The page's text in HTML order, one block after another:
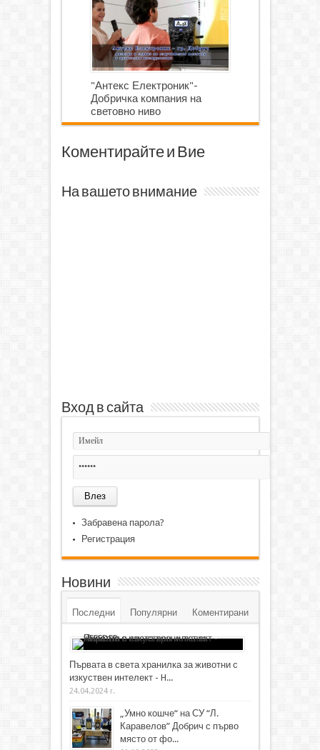
"Антекс Електроник"-
Добричка компания на
световно ниво
Коментирайте и Вие
На вашето внимание
Вход в сайта
Забравена парола?
Регистрация
Новини
Последни Популярни Коментирани
Първата в света хранилка за животни с
изкуствен интелект - H...
24.04.2024 г.
„Умно кошче“ на СУ “Л.
Каравелов” Добрич с първо
място от фо...